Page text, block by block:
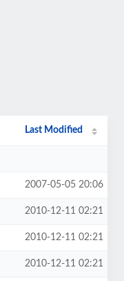
Last Modified
2007-05-05 20:06
2010-12-11 02:21
2010-12-11 02:21
2010-12-11 02:21